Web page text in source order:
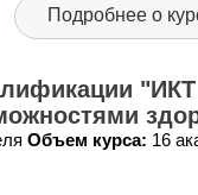
Подробнее о
"ИКТ
Объем курса: 16